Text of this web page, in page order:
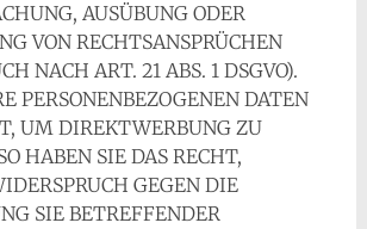
AUSÜBUNG ODER
VON RECHTSANSPRÜCHEN
NACH ART. 21 ABS. 1 DSGVO).
PERSONENBEZOGENEN DATEN
UM DIREKTWERBUNG ZU
HABEN SIE DAS RECHT,
GEGEN DIE
SIE BETREFFENDER